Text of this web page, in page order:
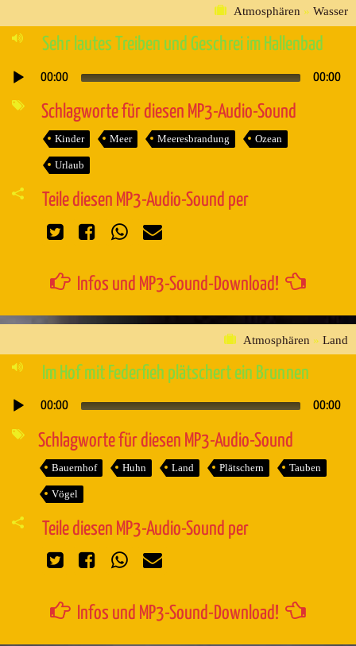
Atmosphären » Wasser
Sehr lautes Treiben und Geschrei im Hallenbad
Audio-
00:00 00:00
Schlagworte für diesen MP3-Audio-Sound
Kinder Meer Meeresbrandung Ozean
Urlaub
Teile diesen MP3-Audio-Sound per
Infos und MP3-Sound-Download!
Atmosphären » Land
Im Hof mit Federfieh plätschert ein Brunnen
Audio-
00:00 00:00
Schlagworte für diesen MP3-Audio-Sound
Bauernhof Huhn Land Plätschern Tauben
Vögel
Teile diesen MP3-Audio-Sound per
Infos und MP3-Sound-Download!